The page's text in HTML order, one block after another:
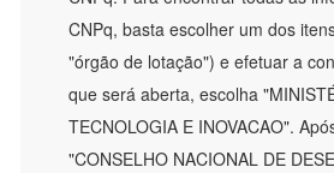
CNPq, basta escolher um dos
"órgão de lotação") e efetuar a
que será aberta, escolha
TECNOLOGIA E INOVACAO".
"CONSELHO NACIONAL DE